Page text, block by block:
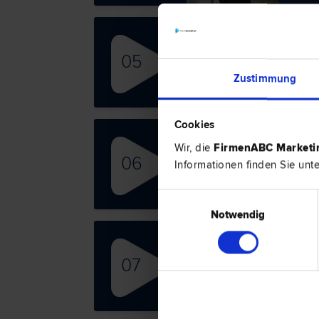
Zustimmung
Cookies
Wir, die FirmenABC
Informationen finden Sie
Notwendig
05
06
Dr.
recht
07